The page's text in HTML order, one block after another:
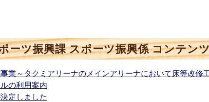
ーツ振興課 スポーツ振興係 コンテン
業～タクミアリーナのメインアリーナにおいて床等改修
の利用案内
定しました